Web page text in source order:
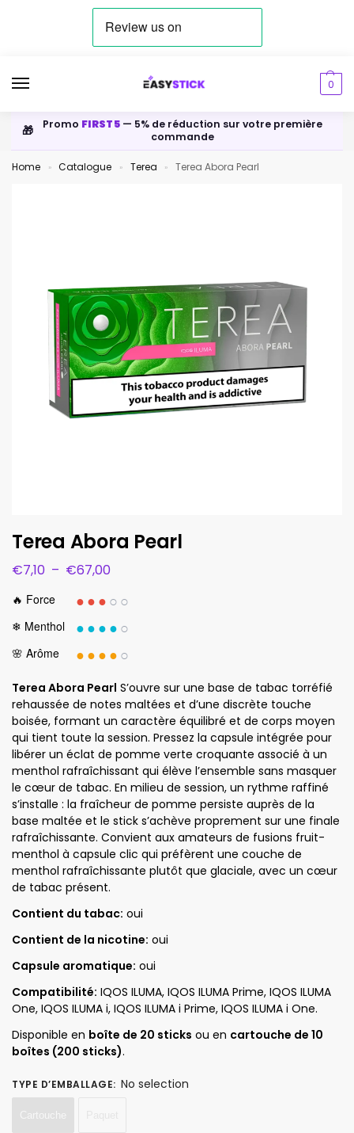
0
🎁 Promo FIRST5 — 5% de réduction sur votre première
commande
Home » Catalogue » Terea » Terea Abora Pearl
Terea Abora Pearl
€7,10 – €67,00
🔥 Force ●●●○○
❄ Menthol ●●●●○
🌸 Arôme ●●●●○
Terea Abora Pearl S’ouvre sur une base de tabac torréfié
rehaussée de notes maltées et d’une discrète touche
boisée, formant un caractère équilibré et de corps moyen
qui tient toute la session. Pressez la capsule intégrée pour
libérer un éclat de pomme verte croquante associé à un
menthol rafraîchissant qui élève l’ensemble sans masquer
le cœur de tabac. En milieu de session, un rythme raffiné
s’installe : la fraîcheur de pomme persiste auprès de la
base maltée et le stick s’achève proprement sur une finale
rafraîchissante. Convient aux amateurs de fusions fruit-
menthol à capsule clic qui préfèrent une couche de
menthol rafraîchissante plutôt que glaciale, avec un cœur
de tabac présent.
Contient du tabac: oui
Contient de la nicotine: oui
Capsule aromatique: oui
Compatibilité: IQOS ILUMA, IQOS ILUMA Prime, IQOS ILUMA
One, IQOS ILUMA i, IQOS ILUMA i Prime, IQOS ILUMA i One.
Disponible en boîte de 20 sticks ou en cartouche de 10
boîtes (200 sticks).
TYPE D’EMBALLAGE: No selection
Cartouche